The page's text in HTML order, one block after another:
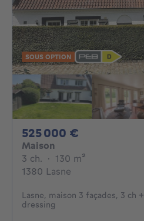
SOUS OPTION
525 000 €
Maison
3 ch. 3 chambres
· 130 m²
1380 Lasne
Lasne, maison 3 façades, 3 ch +
dressing